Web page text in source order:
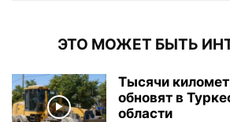
ЭТО МОЖЕТ БЫТЬ
Тысячи
обновят в
области